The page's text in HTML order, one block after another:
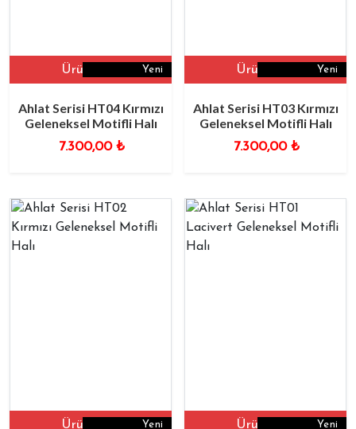
Yeni
Ürüne Git
Ahlat Serisi HT04 Kırmızı
Geleneksel Motifli Halı
7.300,00 ₺
Yeni
Ürüne Git
Ahlat Serisi HT03 Kırmızı
Geleneksel Motifli Halı
7.300,00 ₺
Yeni
Ürüne Git Yeni
Ürüne Git